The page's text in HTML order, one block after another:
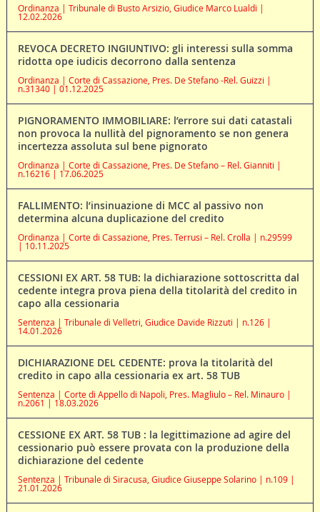
Ordinanza | Tribunale di Busto Arsizio, Giudice Marco Lualdi |
12.02.2026
REVOCA DECRETO INGIUNTIVO: gli interessi sulla somma
ridotta ope iudicis decorrono dalla sentenza
Ordinanza | Corte di Cassazione, Pres. De Stefano -Rel. Guizzi |
n.31340 | 01.12.2025
PIGNORAMENTO IMMOBILIARE: l’errore sui dati catastali
non provoca la nullità del pignoramento se non genera
incertezza assoluta sul bene pignorato
Ordinanza | Corte di Cassazione, Pres. De Stefano – Rel. Gianniti |
n.16216 | 17.06.2025
FALLIMENTO: l’insinuazione di MCC al passivo non
determina alcuna duplicazione del credito
Ordinanza | Corte di Cassazione, Pres. Terrusi – Rel. Crolla | n.29599
| 10.11.2025
CESSIONI EX ART. 58 TUB: la dichiarazione sottoscritta dal
cedente integra prova piena della titolarità del credito in
capo alla cessionaria
Sentenza | Tribunale di Velletri, Giudice Davide Rizzuti | n.126 |
14.01.2026
DICHIARAZIONE DEL CEDENTE: prova la titolarità del
credito in capo alla cessionaria ex art. 58 TUB
Sentenza | Corte di Appello di Napoli, Pres. Magliulo – Rel. Minauro |
n.2061 | 18.03.2026
CESSIONE EX ART. 58 TUB : la legittimazione ad agire del
cessionario può essere provata con la produzione della
dichiarazione del cedente
Sentenza | Tribunale di Siracusa, Giudice Giuseppe Solarino | n.109 |
21.01.2026